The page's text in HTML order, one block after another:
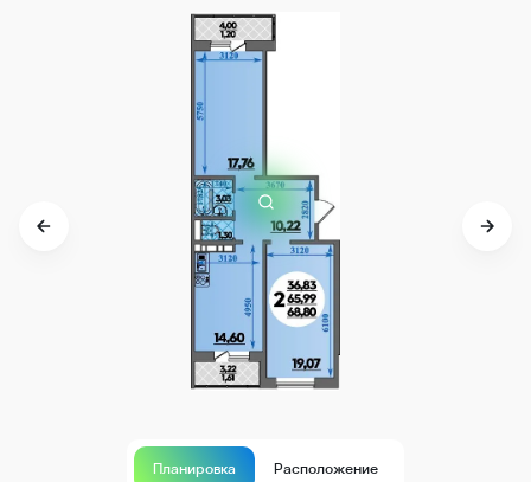
Планировка Расположение